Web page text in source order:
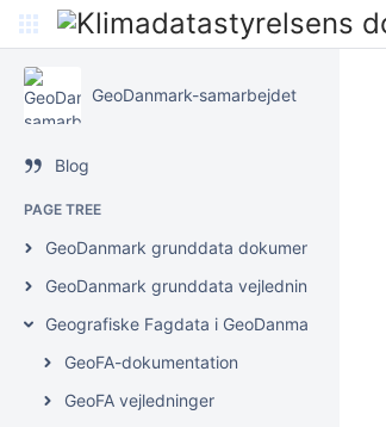
GeoDanmark-samarbejdet
Blog
PAGE TREE
GeoDanmark grunddata dokumentation
GeoDanmark grunddata vejledninger
Geografiske Fagdata i GeoDanmark (GeoFA)
GeoFA-dokumentation
GeoFA vejledninger